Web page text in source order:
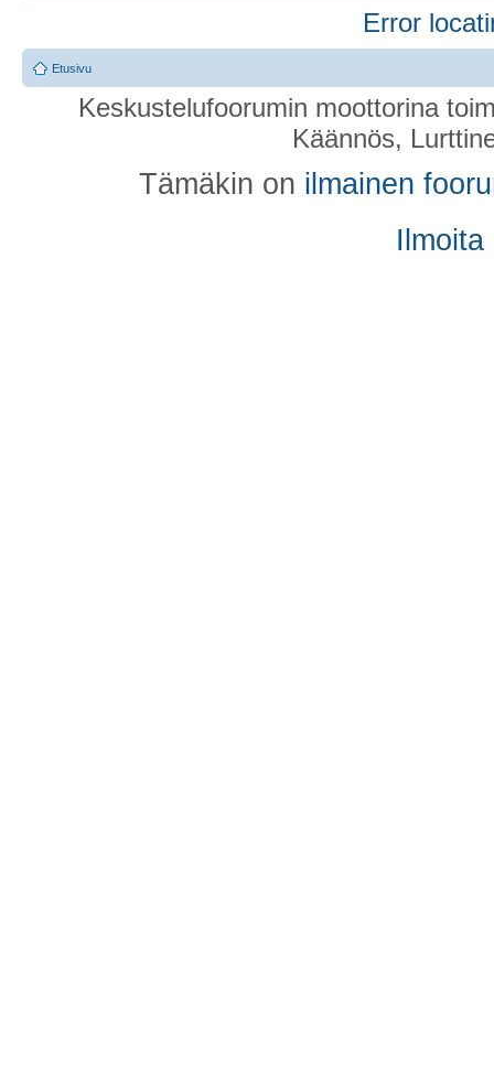
Error
Etusivu
Keskustelufoorumin moottorina
Käännös,
Tämäkin on ilmainen